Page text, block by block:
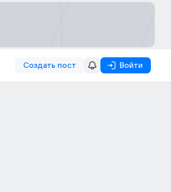
Создать пост Войти